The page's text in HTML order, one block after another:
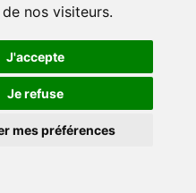
nos visiteurs.
J'accepte
Je refuse
mes préférences